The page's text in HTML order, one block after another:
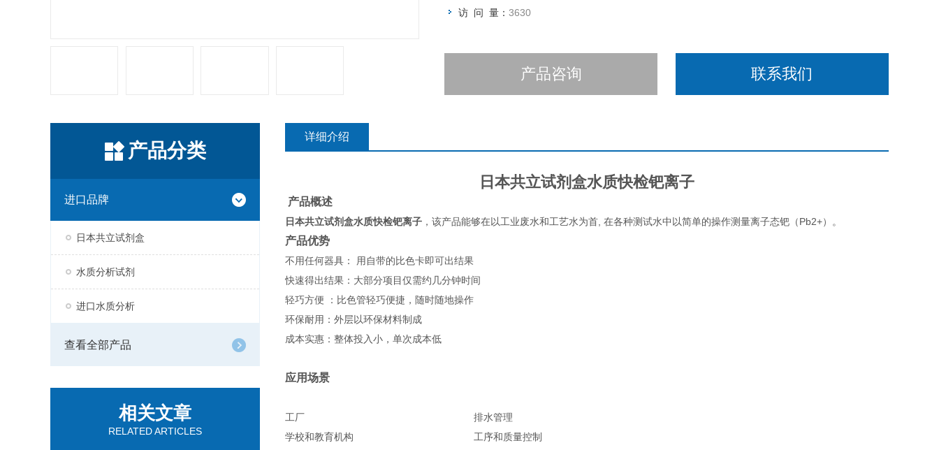
访 问 量： 3630
产品咨询 联系我们
产品分类
进口品牌
日本共立试剂盒
水质分析试剂
进口水质分析
查看全部产品
相关文章
RELATED ARTICLES
详细介绍
日本共立试剂盒水质快检钯离子
产品概述
日本共立试剂盒水质快检钯离子 ，该产品能够在以工业废水和工艺水为首, 在各种测试水中以简单的操作测量离子态钯（Pb2+）。
产品优势
不用任何器具： 用自带的比色卡即可出结果
快速得出结果：大部分项目仅需约几分钟时间
轻巧方便 ：比色管轻巧便捷，随时随地操作
环保耐用：外层以环保材料制成
成本实惠：整体投入小，单次成本低
应用场景
工厂
排水管理
学校和教育机构
工序和质量控制